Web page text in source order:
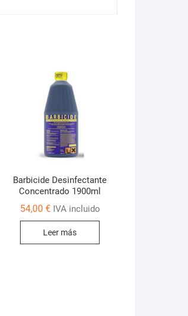
Barbicide Desinfectante
Concentrado 1900ml
54,00 € IVA incluido
Leer más